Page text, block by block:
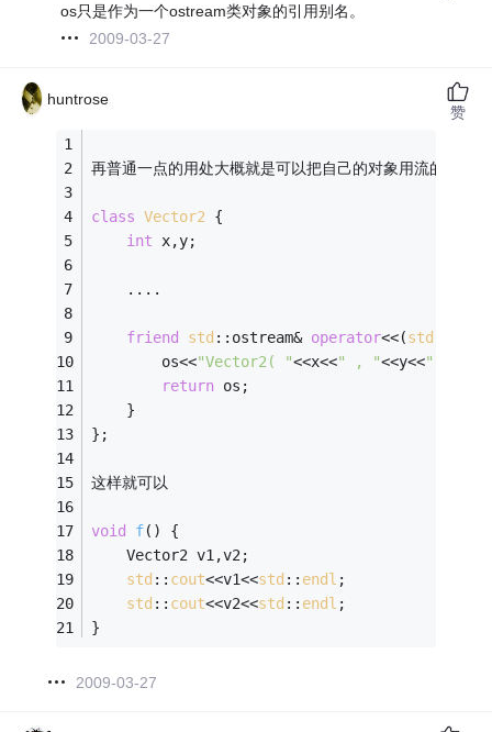
os只是作为一个ostream类对象的引用别名。
2009-03-27
huntrose
再普通一点的用处大概就是可以把自己的对象用流的方法
class Vector2 {
int x,y;
    ....
friend std ::ostream& operator<<(std
        os<<
"Vector2( "<<x<<" , "<<y<<" )"
return os;
    }
};
这样就可以
void f()
{
    Vector2 v1,v2;
std :: cout<<v1<<std :: endl ;
std :: cout<<v2<<std :: endl ;
}
2009-03-27
赞